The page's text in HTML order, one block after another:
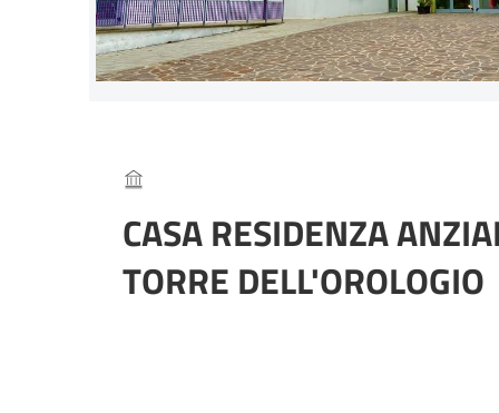
CASA RESIDENZA
TORRE DELL'OROLOGIO